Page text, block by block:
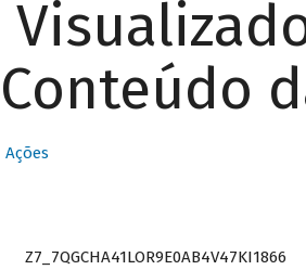
Conteúdo
Ações
Z7_7QGCHA41LOR9E0AB4V47KI1866